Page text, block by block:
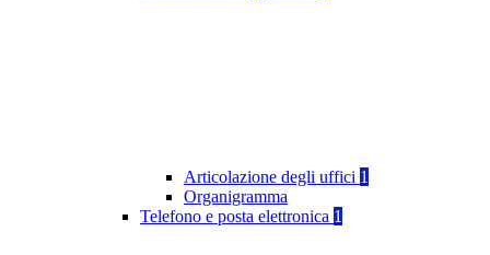
Articolazione degli uffici 1
Organigramma
Telefono e posta elettronica 1